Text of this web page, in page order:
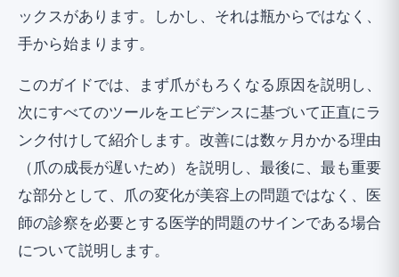
ックスがあります。しかし、それは瓶からではなく、
手から始まります。
このガイドでは、まず爪がもろくなる原因を説明し、
次にすべてのツールをエビデンスに基づいて正直にラ
ンク付けして紹介します。改善には数ヶ月かかる理由
（爪の成長が遅いため）を説明し、最後に、最も重要
な部分として、爪の変化が美容上の問題ではなく、医
師の診察を必要とする医学的問題のサインである場合
について説明します。